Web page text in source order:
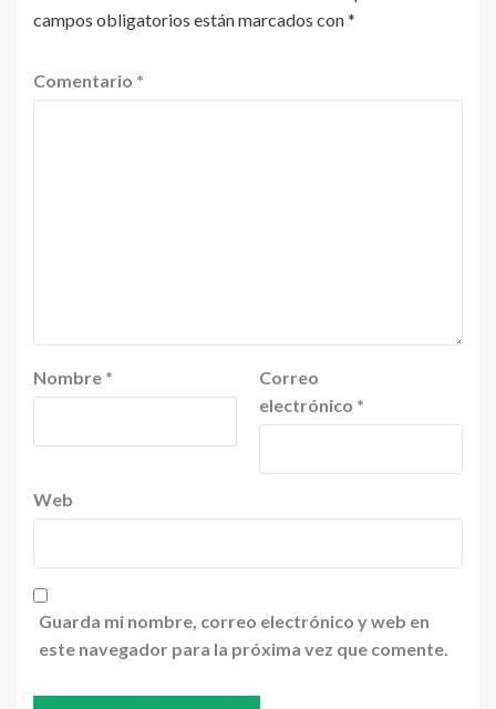
campos obligatorios están marcados con*
Comentario *
Nombre *
Correo
electrónico *
Web
Guarda mi nombre, correo electrónico y web en
este navegador para la próxima vez que comente.